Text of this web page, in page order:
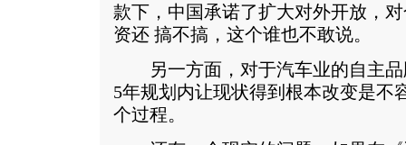
款下，中国承诺了扩大对外开放，
资还 搞不搞，这个谁也不敢说。
另一方面，对于汽车业的自主品
5年规划内让现状得到根本改变是不
个过程。